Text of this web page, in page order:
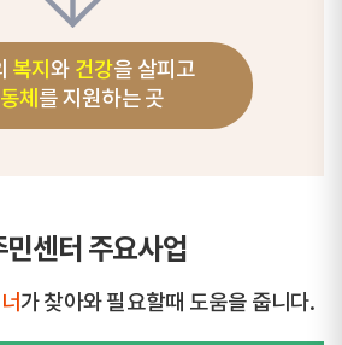
복지와 건강을 살피고
체 를 지원하는 곳
센터 주요사업
가 찾아와 필요할때 도움을 줍니다.